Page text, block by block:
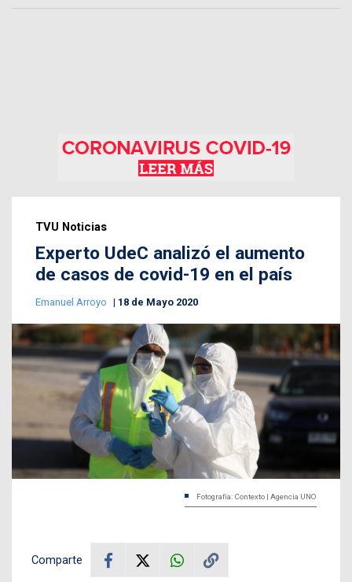
TVU Noticias
Experto UdeC analizó el aumento
de casos de covid-19 en el país
Emanuel Arroyo 18 de Mayo 2020
Fotografía: Contexto | Agencia UNO
Comparte